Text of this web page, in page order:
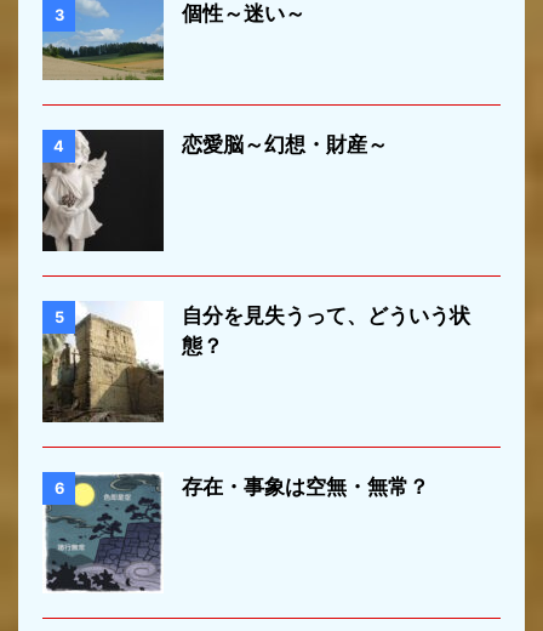
3 個性～迷い～
4 恋愛脳～幻想・財産～
5
自分を見失うって、どういう状
態？
6 存在・事象は空無・無常？